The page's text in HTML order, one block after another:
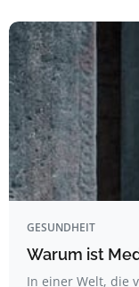
GESUNDHEIT
Warum ist
In einer Welt, die